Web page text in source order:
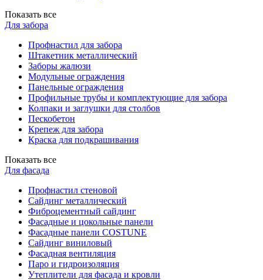
Показать все
Для забора
Профнастил для забора
Штакетник металлический
Заборы жалюзи
Модульные ограждения
Панельные ограждения
Профильные трубы и комплектующие для забора
Колпаки и заглушки для столбов
Пескобетон
Крепеж для забора
Краска для подкрашивания
Показать все
Для фасада
Профнастил стеновой
Сайдинг металлический
Фиброцементный сайдинг
Фасадные и цокольные панели
Фасадные панели COSTUNE
Сайдинг виниловый
Фасадная вентиляция
Паро и гидроизоляция
Утеплители для фасада и кровли